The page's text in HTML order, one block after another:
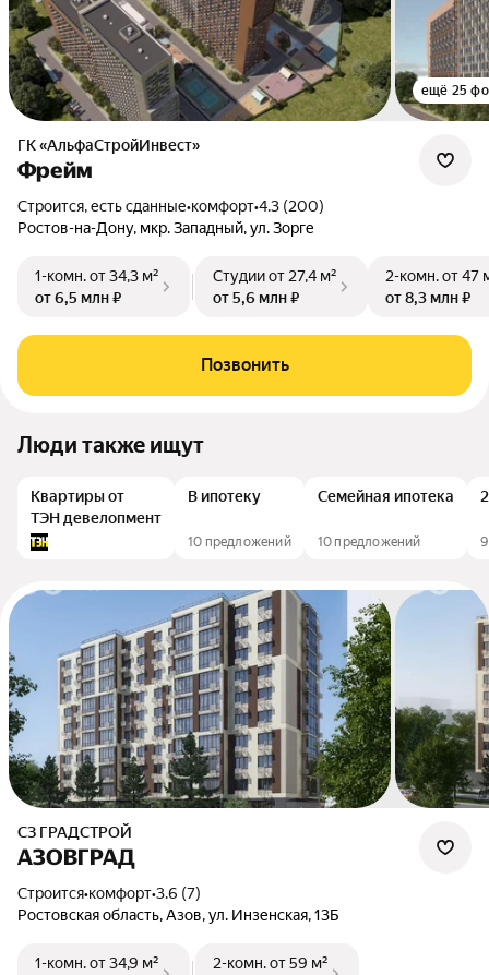
ещё 25
ГК «АльфаСтройИнвест»
Фрейм
Строится, есть сданные•комфорт•4.3 (200)
Ростов-на-Дону, мкр. Западный, ул. Зорге
1-комн.от 34,3 м²
от 6,5 млн ₽
Студииот 27,4 м²
от 5,6 млн ₽
2-комн.от 47
от 8,3 млн ₽
Позвонить
Люди также ищут
Квартиры от
ТЭН девелопмент
В ипотеку
10 предложений
Семейная ипотека
10 предложений
СЗ ГРАДСТРОЙ
АЗОВГРАД
Строится•комфорт•3.6 (7)
Ростовская область, Азов, ул. Инзенская, 13Б
1-комн.от 34,9 м²
2-комн.от 59 м²